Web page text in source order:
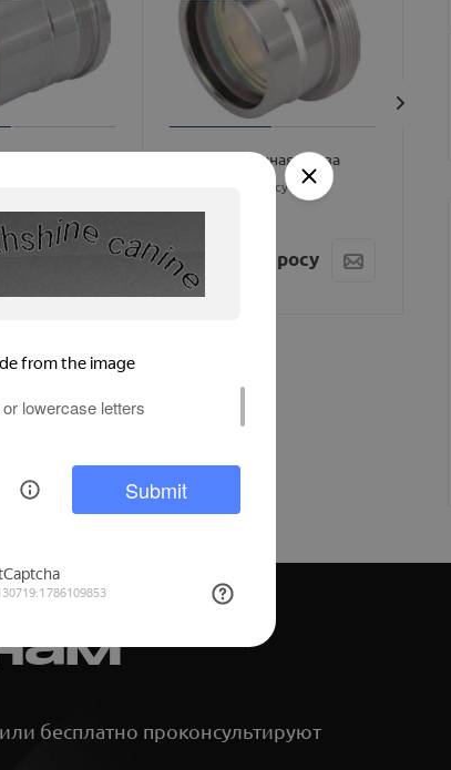
линза для
Коллимационная линза
Цена по запросу
Цена по запросу
бесплатно проконсультируют